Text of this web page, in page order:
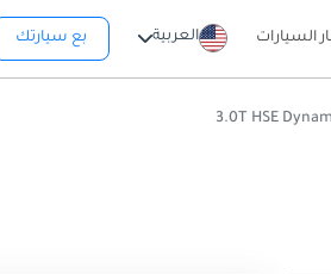
السيارات العربية بع سيارتك